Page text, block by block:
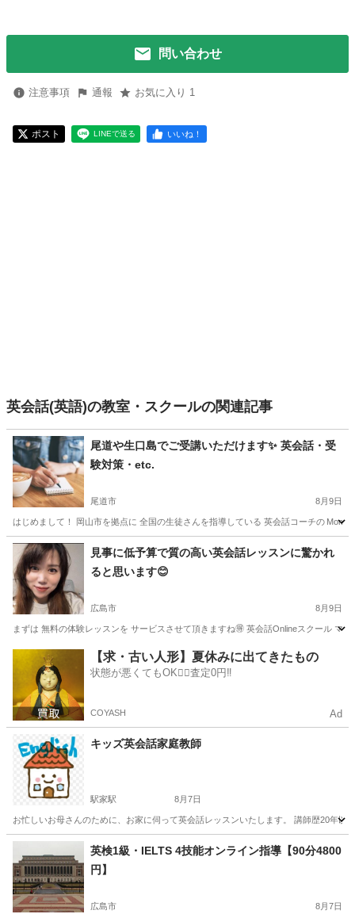
問い合わせ
注意事項 通報 お気に入り 1
ポスト LINEで送る いいね！
英会話(英語)の教室・スクールの関連記事
尾道や生口島でご受講いただけます✨ 英会話・受
験対策・etc.
尾道市 8月9日
はじめまして！ 岡山市を拠点に 全国の生徒さんを指導している 英会話コーチの
広島 尾道市 英語 レッスン
見事に低予算で質の高い英会話レッスンに驚かれ
ると思います😊
広島市 8月9日
まずは 無料の体験レッスンを サービスさせて頂きますね🉐 英会話Onlineスクール マ
英会話 英会話レッスン
【求・古い人形】夏休みに出てきたもの
状態が悪くてもOK🙆‍♀️査定0円‼️
COYASH Ad
キッズ英会話家庭教師
駅家駅 8月7日
お忙しいお母さんのために、お家に伺って英会話レッスンいたします。 講師歴20年
広島 福山市 駅家駅 先生
英検1級・IELTS 4技能オンライン指導【90分4800
円】
広島市 8月7日